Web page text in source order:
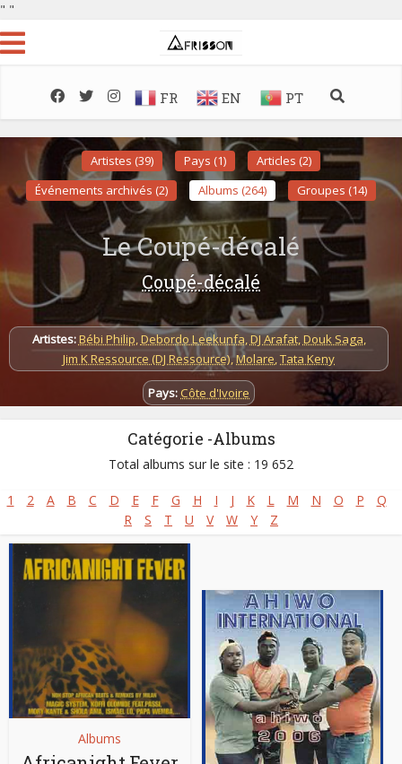
" "
FR EN PT
Artistes (39) Pays (1)
Articles (2)
Événements archivés (2)
Albums (264) Groupes (14)
Le Coupé-décalé
Coupé-décalé
Artistes:Bébi Philip,Debordo Leekunfa,DJ Arafat,Douk Saga,
Jim K Ressource (DJ Ressource),Molare,Tata Keny
Pays: Côte d'Ivoire
Catégorie -Albums
Total albums sur le site : 19 652
1 2 A B C D E F G H I J K L M N O P
Q
R
S T U V W Y Z
Albums